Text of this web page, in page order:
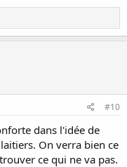
#10
dans l'idée de
On verra bien ce
ce qui ne va pas.